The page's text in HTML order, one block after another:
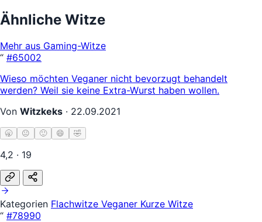
Ähnliche Witze
Mehr aus Gaming-Witze
“ #65002
Wieso möchten Veganer nicht bevorzugt behandelt
werden? Weil sie keine Extra-Wurst haben wollen.
Von Witzkeks · 22.09.2021
🥱 😐 🙂 😄 🤣
4,2 · 19
Kategorien Flachwitze Veganer Kurze Witze
“ #78990